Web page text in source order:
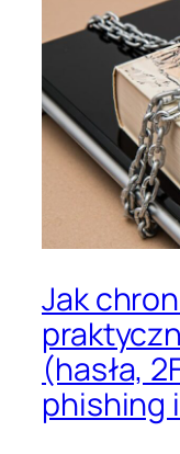
Jak
(hasła,
phishing